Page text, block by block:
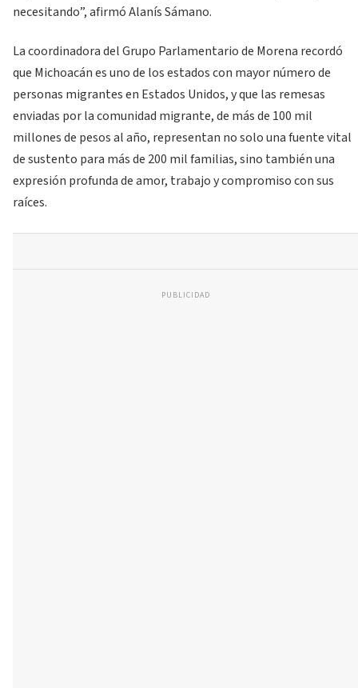
necesitando”, afirmó Alanís Sámano.
La coordinadora del Grupo Parlamentario de Morena recordó
que Michoacán es uno de los estados con mayor número de
personas migrantes en Estados Unidos, y que las remesas
enviadas por la comunidad migrante, de más de 100 mil
millones de pesos al año, representan no solo una fuente vital
de sustento para más de 200 mil familias, sino también una
expresión profunda de amor, trabajo y compromiso con sus
raíces.
PUBLICIDAD